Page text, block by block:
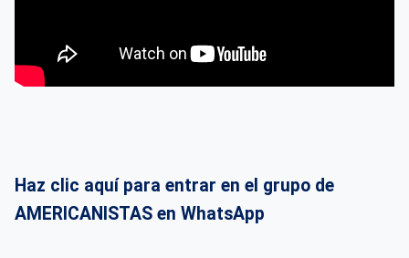
Haz clic aquí para entrar en el grupo de
AMERICANISTAS en WhatsApp